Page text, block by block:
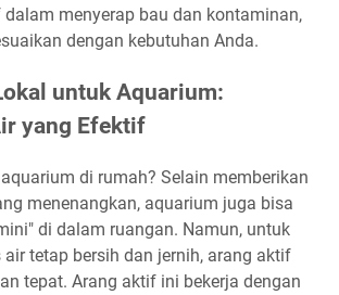
menyerap bau dan kontaminan,
dengan kebutuhan Anda.
untuk Aquarium:
yang Efektif
di rumah? Selain memberikan
menenangkan, aquarium juga bisa
di dalam ruangan. Namun, untuk
tetap bersih dan jernih, arang aktif
tepat. Arang aktif ini bekerja dengan